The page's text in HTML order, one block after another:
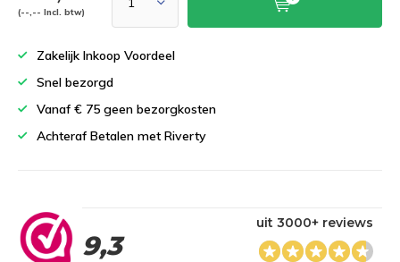
(--,-- Incl. btw)
Zakelijk Inkoop Voordeel
Snel bezorgd
Vanaf € 75 geen bezorgkosten
Achteraf Betalen met Riverty
9,3
uit 3000+ reviews